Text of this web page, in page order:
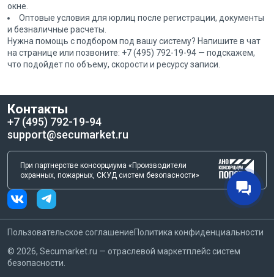
окне.
Оптовые условия для юрлиц после регистрации, документы
и безналичные расчеты.
Нужна помощь с подбором под вашу систему? Напишите в чат
на странице или позвоните: +7 (495) 792-19-94 — подскажем,
что подойдет по объему, скорости и ресурсу записи.
Контакты
+7 (495) 792-19-94
support@secumarket.ru
При партнерстве консорциума «Производители
охранных, пожарных, СКУД систем безопасности»
Пользовательское соглашениеПолитика конфиденциальности
© 2026, Secumarket.ru — отраслевой маркетплейс систем
безопасности.